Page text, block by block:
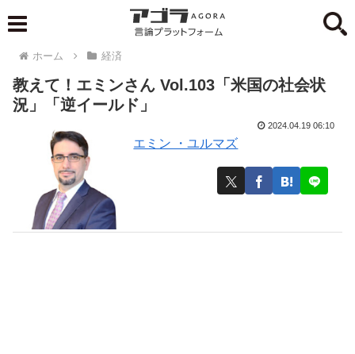
ホーム 経済
教えて！エミンさん Vol.103「米国の社会状
況」「逆イールド」
エミン ・ユルマズ
2024.04.19 06:10